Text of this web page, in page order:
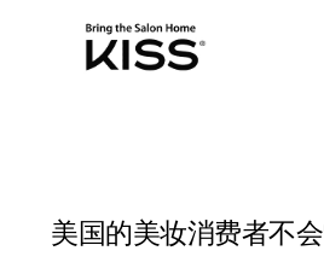
美国的美妆消费者不会